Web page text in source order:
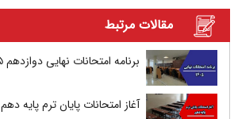
مقالات مرتبط
برنامه امتحانات نهایی دوازدهم ۱۴۰۵
آغاز امتحانات پایان ترم پایه دهم